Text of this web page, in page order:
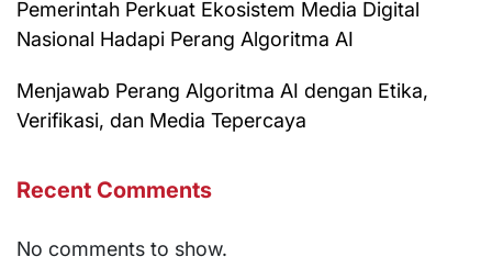
Pemerintah Perkuat Ekosistem Media Digital
Nasional Hadapi Perang Algoritma AI
Menjawab Perang Algoritma AI dengan Etika,
Verifikasi, dan Media Tepercaya
Recent Comments
No comments to show.